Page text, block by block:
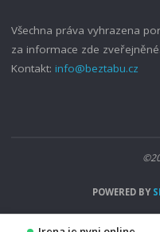
Všechna práva vyhrazena
za informace zde
Kontakt: info@beztabu.cz
POWERED BY